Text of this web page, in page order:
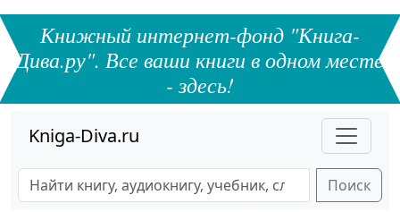
Книжный интернет-фонд "Книга-
Дива.ру". Все ваши книги в одном месте
- здесь!
Kniga-Diva.ru
Поиск